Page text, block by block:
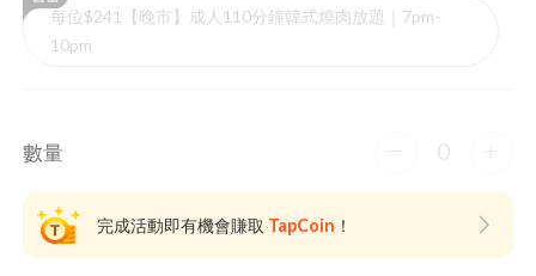
每位$241【晚市】成人110分鐘韓式燒肉放題｜7pm-
10pm
數量 0
完成活動即有機會賺取 TapCoin ！